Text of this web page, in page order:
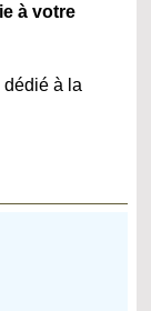
à votre
dédié à la